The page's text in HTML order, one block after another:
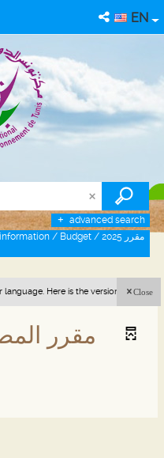
EN
advanced search
/ Budget / 2025 مقرر
Here is the version in french
Close
مقرر